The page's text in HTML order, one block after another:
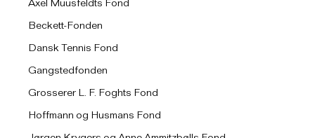
Axel Muusfeldts Fond
Beckett-Fonden
Dansk Tennis Fond
Gangstedfonden
Grosserer L. F. Foghts Fond
Hoffmann og Husmans Fond